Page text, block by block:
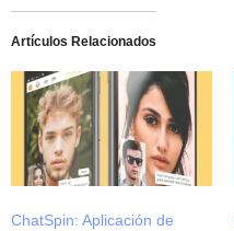
Artículos Relacionados
ChatSpin: Aplicación de